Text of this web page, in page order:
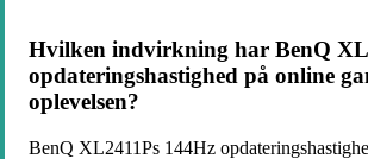
Hvilken indvirkning har BenQ
opdateringshastighed på online
oplevelsen?
BenQ XL2411Ps 144Hz